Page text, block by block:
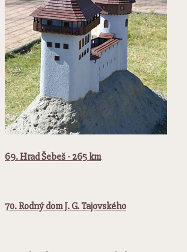
69. Hrad Šebeš - 265 km
70. Rodný dom J. G. Tajovského